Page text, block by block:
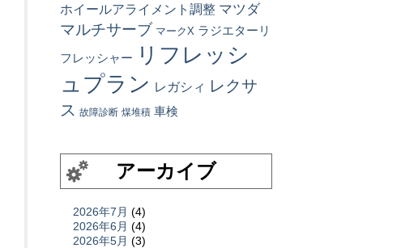
ホイールアライメント調整 マツダ
マルチサーブ マークX ラジエターリ
フレッシャー
リフレッシ
ュプラン レガシィ レクサ
ス 故障診断 煤堆積 車検
アーカイブ
2026年7月 (4)
2026年6月 (4)
2026年5月 (3)